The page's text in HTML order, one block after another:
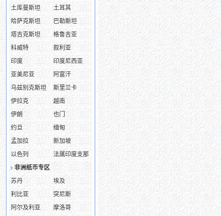
土库曼斯坦
土耳其
哈萨克斯坦
巴勒斯坦
塔吉克斯坦
格鲁吉亚
科威特
叙利亚
印度
印度尼西亚
亚美尼亚
阿富汗
乌兹别克斯坦
斯里兰卡
伊拉克
越南
伊朗
也门
约旦
缅甸
孟加拉
新加坡
以色列
法属印度支那
非洲纸币专区
苏丹
埃及
利比亚
突尼斯
阿尔及利亚
摩洛哥